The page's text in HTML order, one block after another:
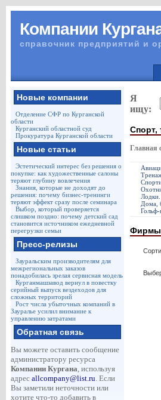
Компании
справочник предприятий и
Новые компании
Отделение СФР по Курганской
области
Курганский областной суд
Прокуратура Курганской области
Новые статьи
Эстетический интерес без решения о
покупке: как художественные салоны
теряют глубину вовлечения
Знания, которые не доходят до
решения: почему бизнес-тренинги
теряют эффект сразу после семинара
Выбор, который проверяется
слишком поздно: почему детский сад
становится источником ежедневной
перегрузки семьи
Пресс-релизы
Зауральским производителям для
межрегиональных заказов
понадобилась зрелая сервисная модель
Курганмашзавод вернул в повестку
серийный выпуск вездеходов для
сложных территорий
Рост числа убыточных компаний в
Зауралье усилил внимание к
управлению затратами
Обратная связь
Вы можете оставить сообщение
администратору ресурса
Компании Кургана, используя
адрес allcompany@list.ru. Если
Вы заметили неточности или
хотите что-то добавить в
Я
ищу:
Спорт,
Главная
Лодки.
Дома,
Фирмы